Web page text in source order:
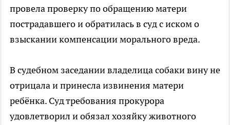
провела проверку по обращению матери
пострадавшего и обратилась в суд с иском о
взыскании компенсации морального вреда.
В судебном заседании владелица собаки вину не
отрицала и принесла извинения матери
ребёнка. Суд требования прокурора
удовлетворил и обязал хозяйку животного